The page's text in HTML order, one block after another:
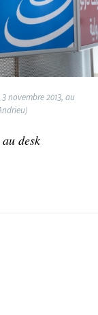
novembre 2013, au
desk